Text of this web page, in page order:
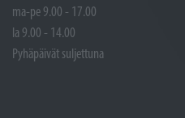
ma-pe 9.00 - 17.00
la 9.00 - 14.00
Pyhäpäivät suljettuna